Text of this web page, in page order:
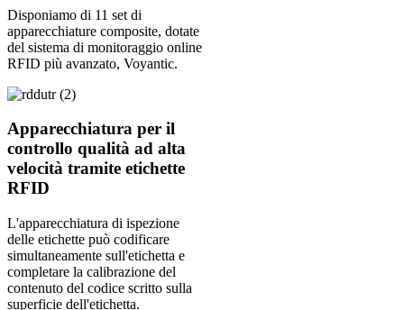
Disponiamo di 11 set di
apparecchiature composite, dotate
del sistema di monitoraggio online
RFID più avanzato, Voyantic.
Apparecchiatura per il
controllo qualità ad alta
velocità tramite etichette
RFID
L'apparecchiatura di ispezione
delle etichette può codificare
simultaneamente sull'etichetta e
completare la calibrazione del
contenuto del codice scritto sulla
superficie dell'etichetta.